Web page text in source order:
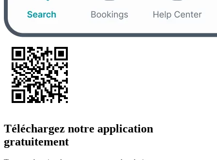
Téléchargez notre application
gratuitement